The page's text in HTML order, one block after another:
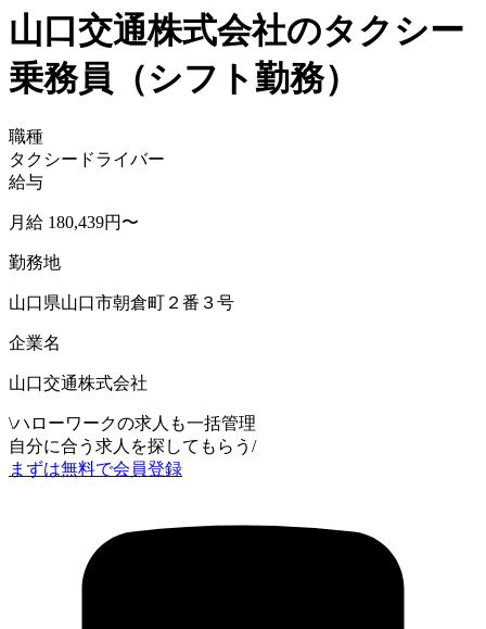
山口交通株式会社のタクシー
乗務員（シフト勤務）
職種
タクシードライバー
給与
月給 180,439円〜
勤務地
山口県山口市朝倉町２番３号
企業名
山口交通株式会社
\ハローワークの求人も一括管理
自分に合う求人を探してもらう /
まずは無料で会員登録